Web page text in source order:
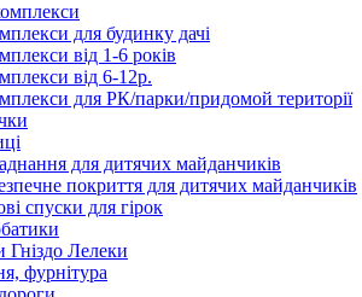
для будинку дачі
від 1-6 років
від 6-12р.
для РК/парки/придомой території
для дитячих майданчиків
покриття для дитячих майданчиків
спуски для гірок
Гніздо Лелеки
фурнітура